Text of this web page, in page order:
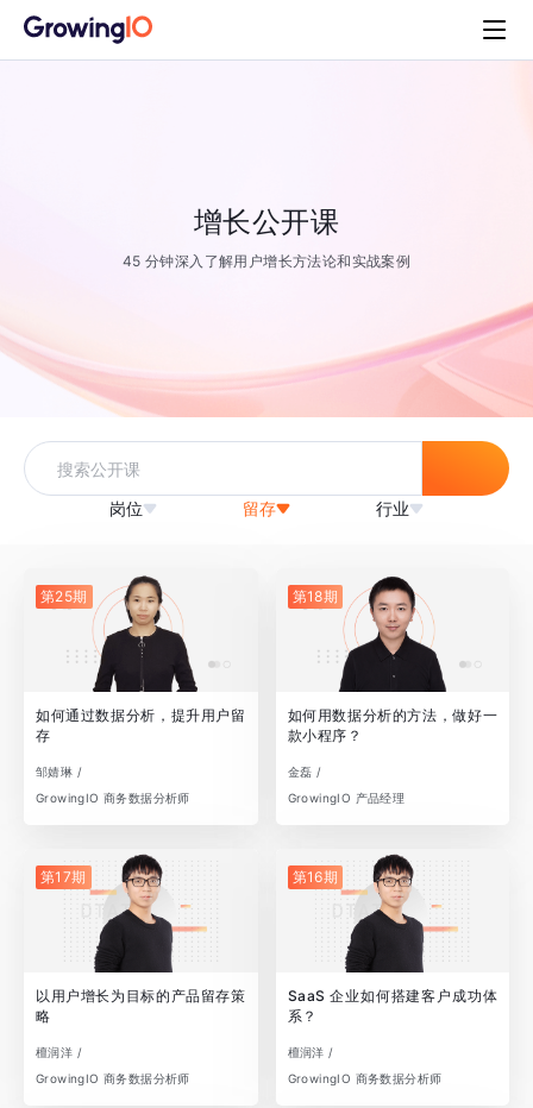
增长公开课
45 分钟深入了解用户增长方法论和实战案例
岗位 留存 行业
第25期
如何通过数据分析，提升用户留
存
邹婧琳 /
GrowingIO 商务数据分析师
第18期
如何用数据分析的方法，做好一
款小程序？
金磊 /
GrowingIO 产品经理
第17期
以用户增长为目标的产品留存策
略
檀润洋 /
GrowingIO 商务数据分析师
第16期
SaaS 企业如何搭建客户成功体
系？
檀润洋 /
GrowingIO 商务数据分析师